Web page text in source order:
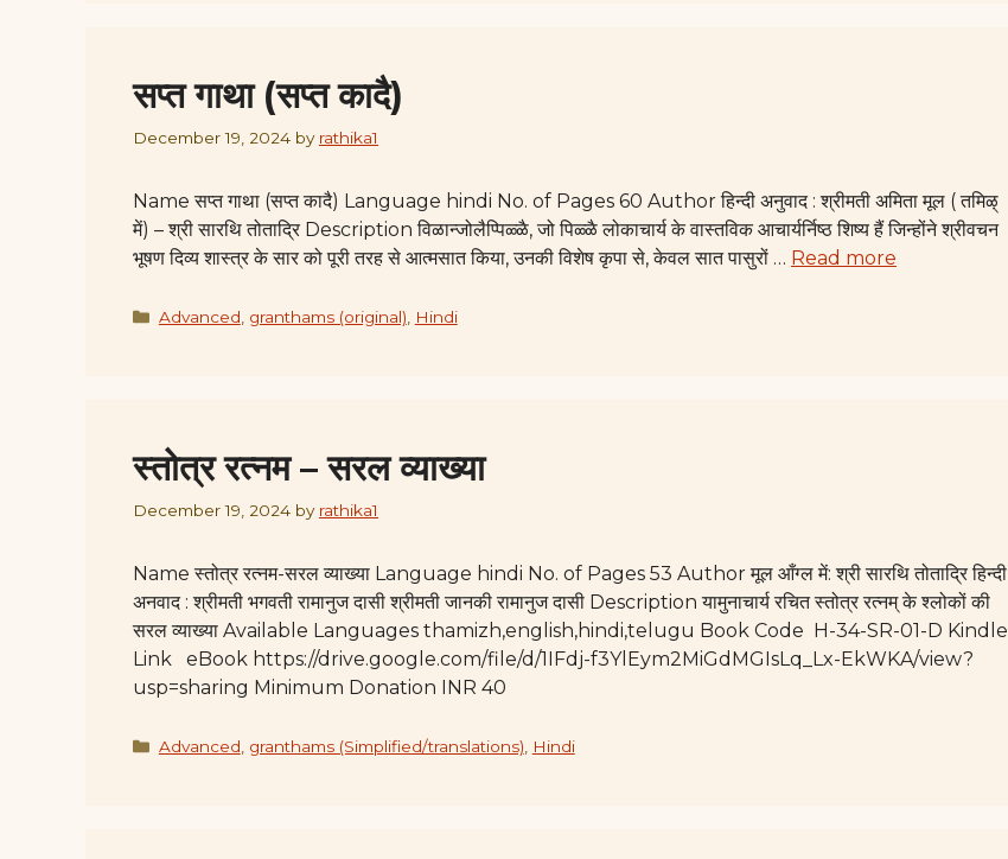
सप्त गाथा (सप्त कादै)
December 19, 2024 by rathika1
Name सप्त गाथा (सप्त कादै) Language hindi No. of Pages 60 Author हिन्दी अनुवाद : श्रीमती अमिता मूल ( तमिऴ्
में) – श्री सारथि तोताद्रि Description विळान्जोलैप्पिळ्ळै, जो पिळ्ळै लोकाचार्य के वास्तविक आचार्यर्निष्ठ शिष्य हैं जिन्होंने श्रीवचन
भूषण दिव्य शास्त्र के सार को पूरी तरह से आत्मसात किया, उनकी विशेष कृपा से, केवल सात पासुरों … Read more
Categories
Advanced granthams (original) Hindi
स्तोत्र रत्नम – सरल व्याख्या
December 19, 2024 by rathika1
Name स्तोत्र रत्नम-सरल व्याख्या Language hindi No. of Pages 53 Author मूल आँग्ल में: श्री सारथि तोताद्रि हिन्दी
अनवाद : श्रीमती भगवती रामानुज दासी श्रीमती जानकी रामानुज दासी Description यामुनाचार्य रचित स्तोत्र रत्नम् के श्लोकों की
सरल व्याख्या Available Languages thamizh,english,hindi,telugu Book Code H-34-SR-01-D Kindle
Link eBook https://drive.google.com/file/d/1IFdj-f3YlEym2MiGdMGIsLq_Lx-EkWKA/view?
usp=sharing Minimum Donation INR 40
Categories
Advanced granthams (Simplified/translations) Hindi